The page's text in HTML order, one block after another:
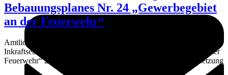
Bebauungsplanes Nr. 24 „Gewerbegebiet
an der Feuerwehr“
Amtliche Bekanntmachung der Gemeinde Kritzmow zur
Inkraftsetzung des Bebauungsplanes Nr. 24 „Gewerbegebiet an der
Feuerwehr“ 25-03-14 Amtliche Bekanntmachung zur Inkraftsetzung